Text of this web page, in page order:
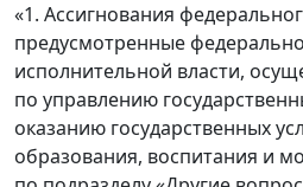
«1. Ассигнования
предусмотренные
исполнительной власти,
по управлению
оказанию государственных
образования, воспитания и